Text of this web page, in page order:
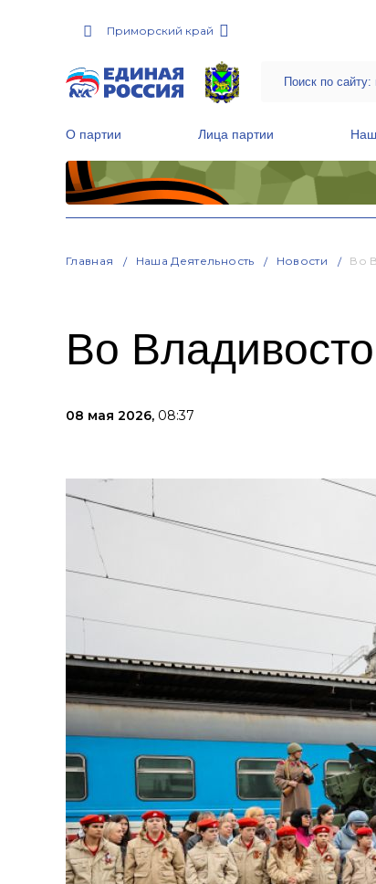
Приморский край
О партии Лица партии
Главная Наша Деятельность Новости Во
Во
08 мая 2026, 08:37